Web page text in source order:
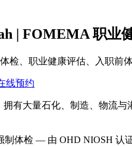
| FOMEMA 职业
检、职业健康评估、入职前
线预约
拥有大量石化、制造、物流
体检 — 由 OHD NIOSH 认